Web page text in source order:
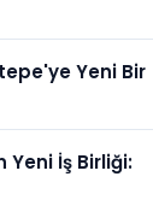
Yeni Bir
Yeni İş Birliği: